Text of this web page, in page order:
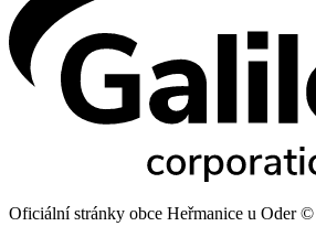
Oficiální stránky obce Heřmanice u Oder